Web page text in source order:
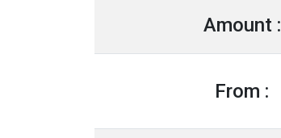
Amount :
From :